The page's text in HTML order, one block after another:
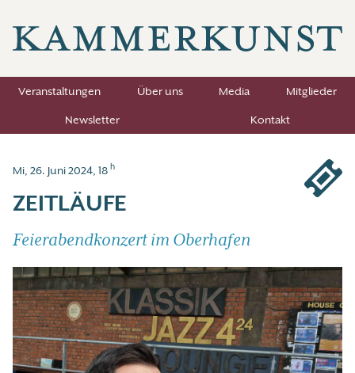
Veranstaltungen Über uns Media
Mitglieder
Newsletter
Kontakt
Mi, 26. Juni 2024, 18 h
ZEITLÄUFE
Feierabendkonzert im Oberhafen